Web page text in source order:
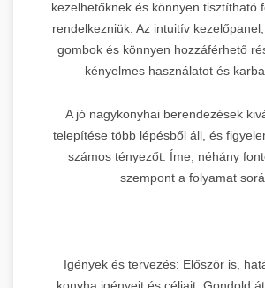
kezelhetőknek és könnyen tisztítható
rendelkezniük. Az intuitív
gombok és könnyen hozzáférhető
kényelmes használatot és
A jó nagykonyhai berendezések
telepítése több lépésből áll, és
számos tényezőt. Íme, néhány
szempont a folyamat
Igények és tervezés: Először is,
konyha igényeit és céljait. Gondold